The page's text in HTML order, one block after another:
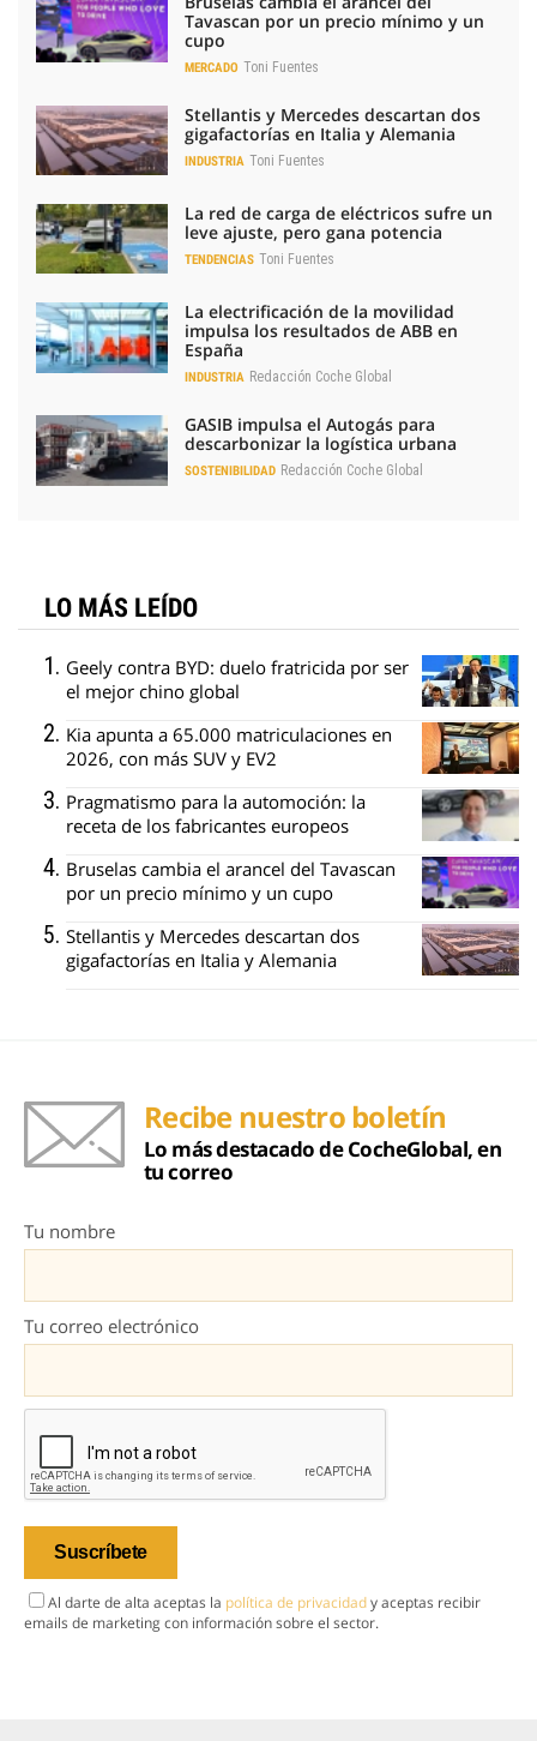
Tavascan por un precio mínimo y un
cupo
MERCADO Toni Fuentes
Stellantis y Mercedes descartan dos
gigafactorías en Italia y Alemania
INDUSTRIA Toni Fuentes
La red de carga de eléctricos sufre un
leve ajuste, pero gana potencia
TENDENCIAS Toni Fuentes
La electrificación de la movilidad
impulsa los resultados de ABB en
España
INDUSTRIA Redacción Coche Global
GASIB impulsa el Autogás para
descarbonizar la logística urbana
SOSTENIBILIDAD Redacción Coche Global
LO MÁS LEÍDO
Geely contra BYD: duelo fratricida por ser
el mejor chino global
Kia apunta a 65.000 matriculaciones en
2026, con más SUV y EV2
Pragmatismo para la automoción: la
receta de los fabricantes europeos
Bruselas cambia el arancel del Tavascan
por un precio mínimo y un cupo
Stellantis y Mercedes descartan dos
gigafactorías en Italia y Alemania
Recibe nuestro boletín
Lo más destacado de CocheGlobal, en
tu correo
Tu nombre
Tu correo electrónico
Al darte de alta aceptas la política de privacidady aceptas recibir
emails de marketing con información sobre el sector.